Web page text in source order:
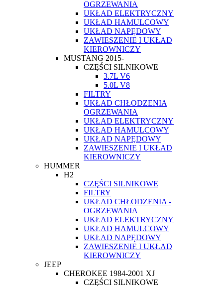
OGRZEWANIA
UKŁAD ELEKTRYCZNY
UKŁAD HAMULCOWY
UKŁAD NAPĘDOWY
ZAWIESZENIE I UKŁAD
KIEROWNICZY
MUSTANG 2015-
CZĘŚCI SILNIKOWE
3.7L V6
5.0L V8
FILTRY
UKŁAD CHŁODZENIA
OGRZEWANIA
UKŁAD ELEKTRYCZNY
UKŁAD HAMULCOWY
UKŁAD NAPĘDOWY
ZAWIESZENIE I UKŁAD
KIEROWNICZY
HUMMER
H2
CZĘŚCI SILNIKOWE
FILTRY
UKŁAD CHŁODZENIA -
OGRZEWANIA
UKŁAD ELEKTRYCZNY
UKŁAD HAMULCOWY
UKŁAD NAPĘDOWY
ZAWIESZENIE I UKŁAD
KIEROWNICZY
JEEP
CHEROKEE 1984-2001 XJ
CZĘŚCI SILNIKOWE